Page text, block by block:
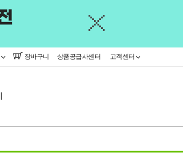
장바구니 상품공급사센터 고객센터